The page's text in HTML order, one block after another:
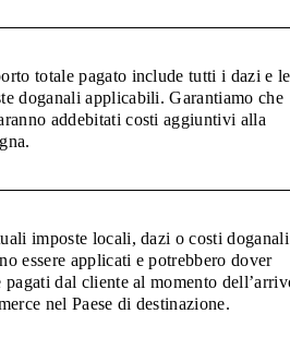
totale pagato include tutti i dazi e le
doganali applicabili. Garantiamo che
addebitati costi aggiuntivi alla
imposte locali, dazi o costi doganali
essere applicati e potrebbero dover
pagati dal cliente al momento
nel Paese di destinazione.